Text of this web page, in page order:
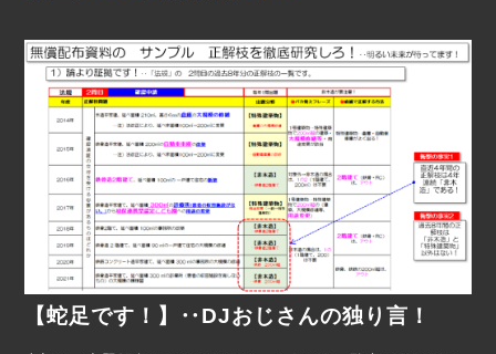
【蛇足です！】‥DJおじさんの独り言！